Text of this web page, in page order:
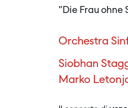
"Die Frau ohne
Orchestra
Siobhan
Marko